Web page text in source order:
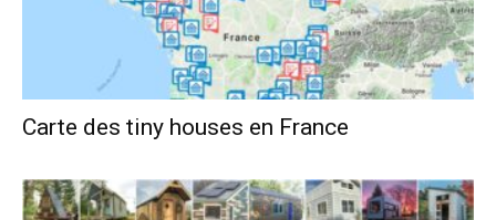
Carte des tiny houses en France